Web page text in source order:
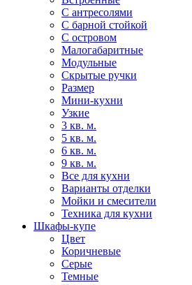
С антресолями
С барной стойкой
С островом
Малогабаритные
Модульные
Скрытые ручки
Размер
Мини-кухни
Узкие
3 кв. м.
5 кв. м.
6 кв. м.
9 кв. м.
Все для кухни
Варианты отделки
Мойки и смесители
Техника для кухни
Шкафы-купе
Цвет
Коричневые
Серые
Темные